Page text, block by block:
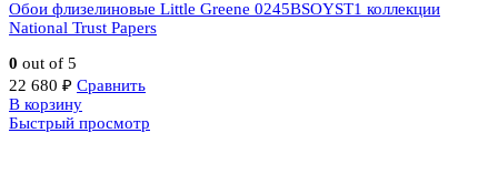
Обои флизелиновые Little Greene 0245BSOYST1 коллекции
National Trust Papers
0 out of 5
22 680 ₽ Сравнить
В корзину
Быстрый просмотр